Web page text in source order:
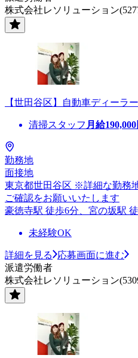
株式会社レソリューション
【世田谷区】自動車ディーラ
清掃スタッフ 月給190,000
勤務地
面接地
東京都世田谷区 ※詳細な勤務
ご確認をお願いいたします
豪徳寺駅 徒歩6分、宮の坂駅
未経験OK
詳細を見る
応募画面に進む
派遣労働者
株式会社レソリューション